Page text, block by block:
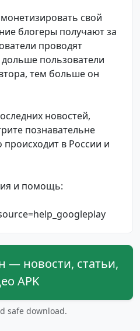
свой
блогеры получают за
проводят
пользователи
тем больше он
новостей,
познавательне
в России и
и помощь:
— новости, статьи,
APK
safe download.